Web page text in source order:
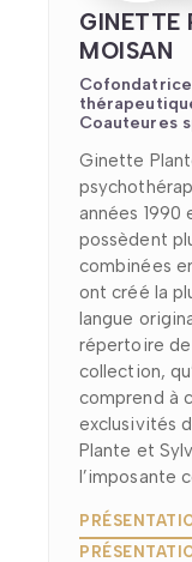
GINETTE
MOISAN
Coauteures
Ginette
années
possèdent
combinées
ont créé la
langue
répertoire
collection,
comprend à
exclusivités
Plante et
l’imposante